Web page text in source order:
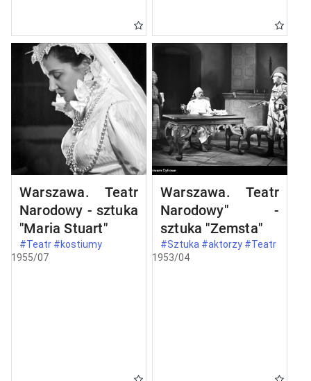
Warszawa. Teatr
Narodowy - sztuka
"Maria Stuart"
#Teatr #kostiumy
1955/07
Warszawa. Teatr
Narodowy" -
sztuka "Zemsta"
#Sztuka #aktorzy #Teatr
1953/04